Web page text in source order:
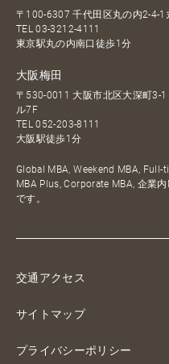
〒100-6307 千代田区丸の内2-4-1
TEL03-3212-4111
東京駅丸の内南口徒歩1分
大阪梅田
〒530-0011 大阪市北区大深町3-
ル7F
TEL052-203-8111
大阪駅徒歩1分
Global MBA, Weekend MBA, Full-
MBA Plus, Corporate MBA, 企業
です。
交通アクセス
サイトマップ
プライバシーポリシー